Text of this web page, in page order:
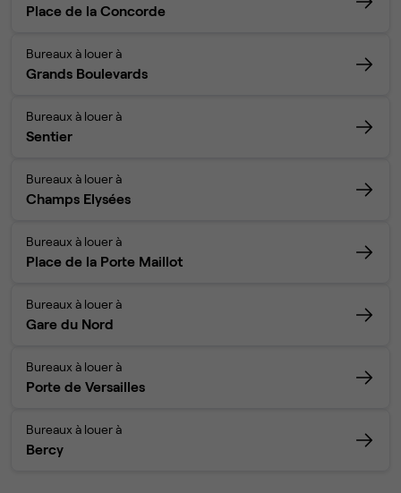
Place de la Concorde
Bureaux à louer à
Grands Boulevards
Bureaux à louer à
Sentier
Bureaux à louer à
Champs Elysées
Bureaux à louer à
Place de la Porte Maillot
Bureaux à louer à
Gare du Nord
Bureaux à louer à
Porte de Versailles
Bureaux à louer à
Bercy